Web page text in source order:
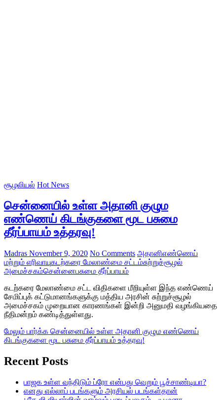
சூழலியல் Hot News
சென்னையில் உள்ள அதானி குழும
எண்ணெய் கிடங்குகளை மூட பசுமை
தீர்ப்பாயம் உத்தரவு!
Madras November 9, 2020 No Comments அதானிஎண்ணெய்
மற்றும் எரிவாயுகடற்கரை மேலாண்மை சட்டம்சுற்றுச்சூழல்
அமைச்சகம்சென்னைபசுமை தீர்ப்பாயம்
கடற்கரை மேலாண்மை சட்ட விதிகளை மீறியுள்ள இந்த எண்ணெய்
சேமிப்புக் கட்டுமானங்களுக்கு மத்திய அரசின் சுற்றுச்சூழல்
அமைச்சகம் முறையான காரணங்கள் இன்றி அனுமதி வழங்கியதை
நீதிமன்றம் கண்டித்துள்ளது.
மேலும் பார்க்க சென்னையில் உள்ள அதானி குழும எண்ணெய்
கிடங்குகளை மூட பசுமை தீர்ப்பாயம் உத்தரவு!
Recent Posts
பாஜக உள்ள வந்திடும் ப்ரோ என்பது வெறும் பூச்சாண்டியா?
எனது எல்லாப் படங்களும் அரசியல் படங்கள்தான்